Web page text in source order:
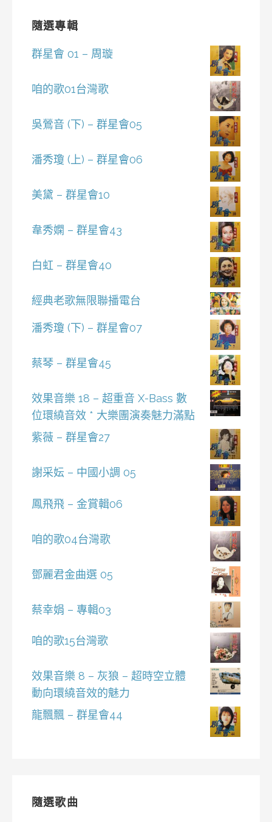
隨選專輯
群星會 01 – 周璇
咱的歌01台灣歌
吳鶯音 (下) – 群星會05
潘秀瓊 (上) – 群星會06
美黛 – 群星會10
韋秀嫻 – 群星會43
白虹 – 群星會40
經典老歌無限聯播電台
潘秀瓊 (下) – 群星會07
蔡琴 – 群星會45
效果音樂 18 – 超重音 X-Bass 數
位環繞音效 * 大樂團演奏魅力滿點
紫薇 – 群星會27
謝采妘 – 中國小調 05
鳳飛飛 – 金賞輯06
咱的歌04台灣歌
鄧麗君金曲選 05
蔡幸娟 – 專輯03
咱的歌15台灣歌
效果音樂 8 – 灰狼 – 超時空立體
動向環繞音效的魅力
龍飄飄 – 群星會44
隨選歌曲